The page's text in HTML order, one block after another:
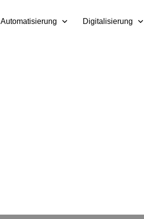
Automatisierung Digitalisierung